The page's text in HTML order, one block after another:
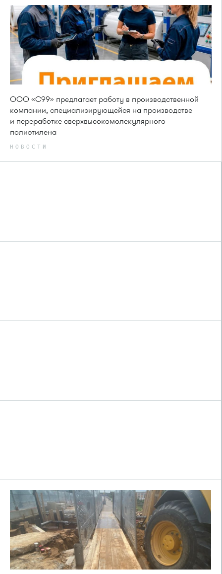
ООО «С99» предлагает работу в производственной
компании, специализирующейся на производстве
и переработке сверхвысокомолекулярного
полиэтилена
НОВОСТИ